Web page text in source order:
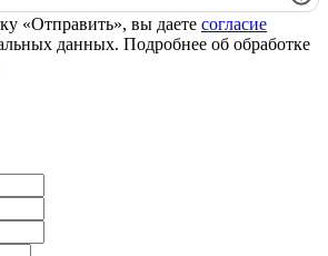
«Отправить», вы даете согласие
данных. Подробнее об обработке